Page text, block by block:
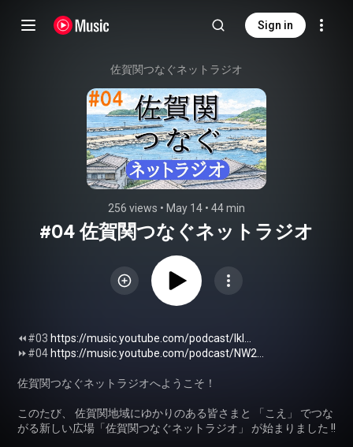
Sign in
佐賀関つなぐネットラジオ
256 views • May 14 • 44 min
#04 佐賀関つなぐネットラジオ
⏪️#03 https://music.youtube.com/podcast/lkl...
⏩️#04 https://music.youtube.com/podcast/NW2...
佐賀関つなぐネットラジオへようこそ！
このたび、 佐賀関地域にゆかりのある皆さまと 「こえ」 でつな
がる新しい広場「佐賀関つなぐネットラジオ」 が始まりました !!